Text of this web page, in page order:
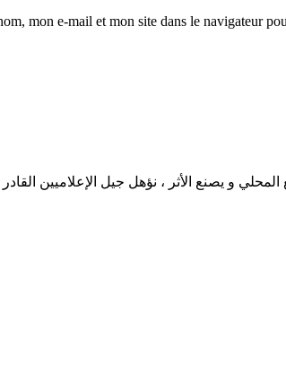
mon e-mail et mon site dans le navigateur
و يصنع الأثر ، نؤهل جيل الإعلاميين